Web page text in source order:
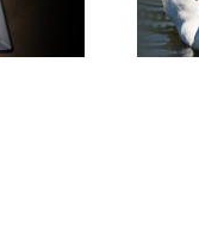
Verleihens